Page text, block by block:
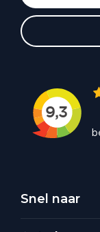
Snel naar